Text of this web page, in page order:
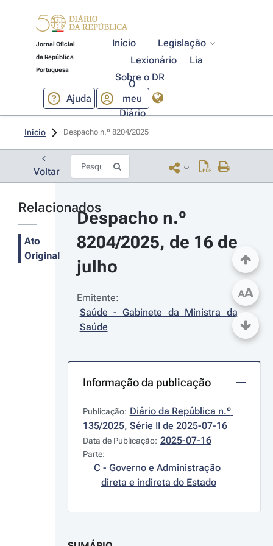
Jornal Oficial
da República
Portuguesa
Início
Legislação
Lexionário
Lia
Sobre o DR
Ajuda
O
meu
Diário
Início Despacho n.º 8204/2025
Voltar
Relacionados
Ato
Original
Despacho n.º
8204/2025, de 16 de
julho
Emitente:
Saúde - Gabinete da Ministra da
Saúde
Informação da publicação
Publicação: Diário da República n.º
135/2025, Série II de 2025-07-16
Data de Publicação: 2025-07-16
Parte:
C - Governo e Administração
direta e indireta do Estado
AA